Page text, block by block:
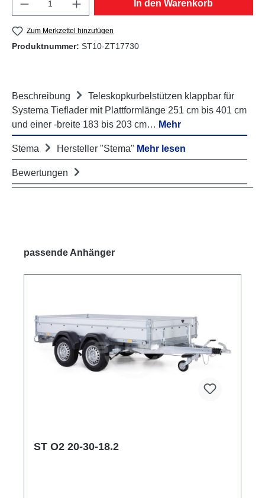
In den Warenkorb
Zum Merkzettel hinzufügen
Produktnummer: ST10-ZT17730
Beschreibung
Teleskopkurbelstützen klappbar für
Systema Tieflader mit Plattformlänge 251 cm bis 401 cm
und einer -breite 183 bis 203 cm… Mehr
Stema Hersteller "Stema" Mehr lesen
Bewertungen
Produktgalerie überspringen
passende Anhänger
ST O2 20-30-18.2